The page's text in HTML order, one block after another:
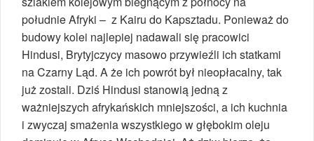
południe Afryki – z Kairu do Kapsztadu. Ponieważ do
budowy kolei najlepiej nadawali się pracowici
Hindusi, Brytyjczycy masowo przywieźli ich statkami
na Czarny Ląd. A że ich powrót był nieopłacalny, tak
już zostali. Dziś Hindusi stanowią jedną z
ważniejszych afrykańskich mniejszości, a ich kuchnia
i zwyczaj smażenia wszystkiego w głębokim oleju